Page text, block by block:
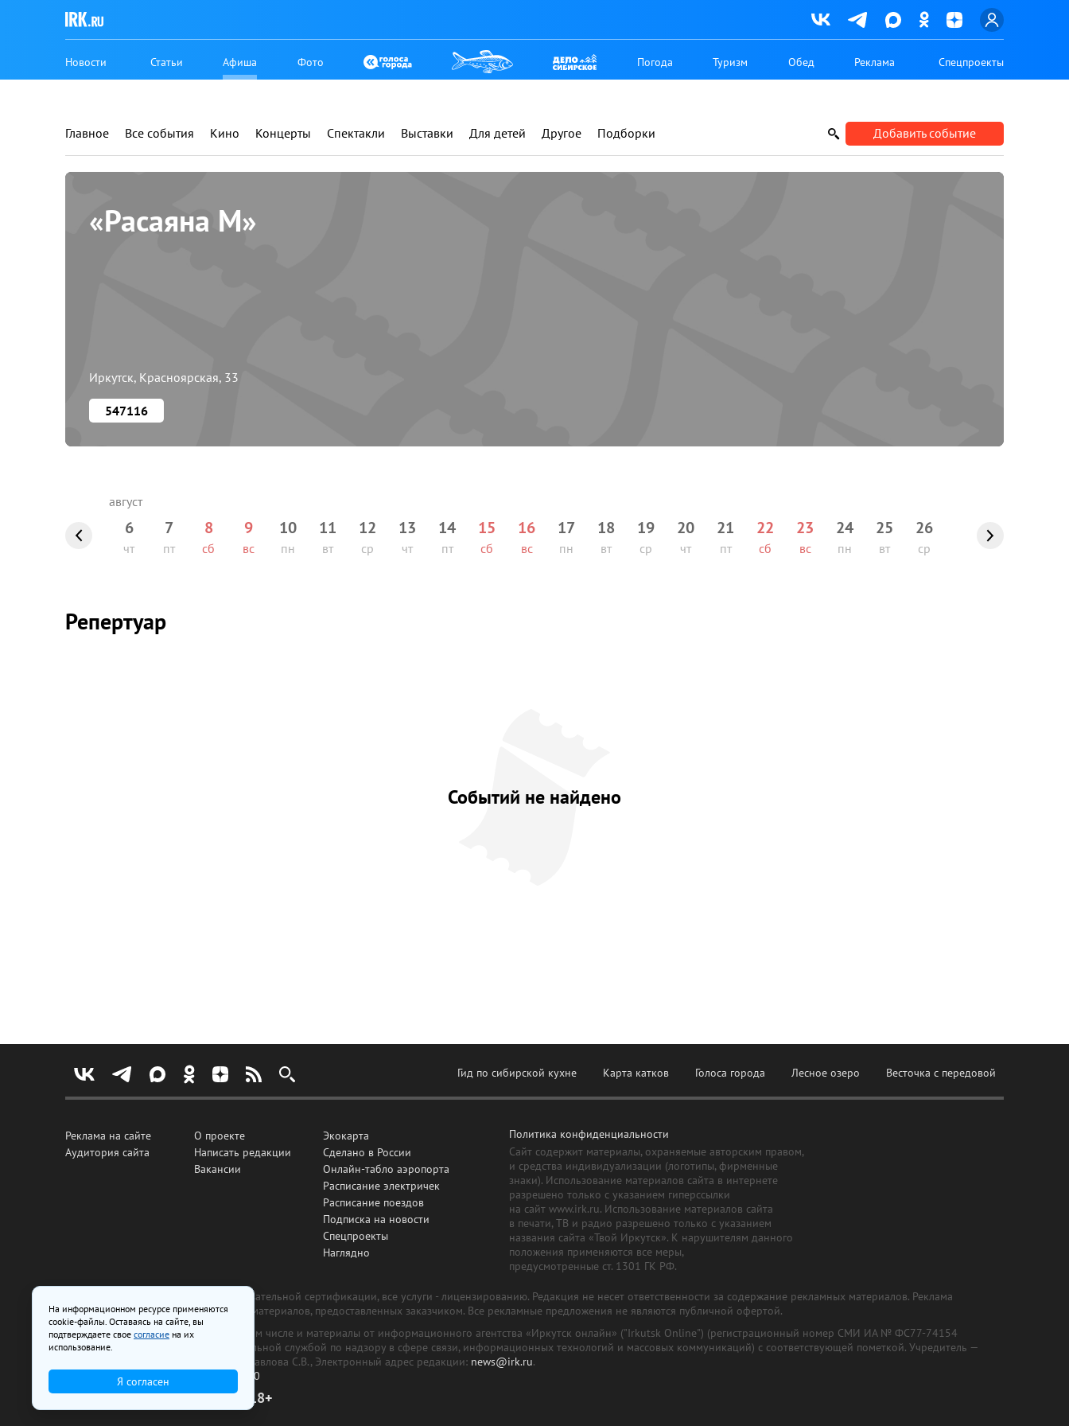
Новости Статьи Афиша Фото Погода Туризм Обед Реклама Спецпроекты
Главное Все события Кино Концерты Спектакли Выставки Для детей Другое Подборки Добавить событие
«Расаяна М»
Иркутск, Красноярская, 33
547116
6
чт
7
пт
8
сб
9
вс
10
пн
11
вт
12
ср
13
чт
14
пт
15
сб
16
вс
17
пн
18
вт
19
ср
20
чт
21
пт
22
сб
23
вс
24
пн
25
вт
26
ср
Репертуар
Событий не найдено
Гид по сибирской кухне Карта катков Голоса города Лесное озеро Весточка с передовой
Реклама на сайте
Аудитория сайта
О проекте
Написать редакции
Вакансии
Экокарта
Сделано в России
Онлайн-табло аэропорта
Расписание электричек
Расписание поездов
Подписка на новости
Спецпроекты
Наглядно
Политика конфиденциальности
Сайт содержит материалы, охраняемые авторским правом,
и средства индивидуализации (логотипы, фирменные
знаки). Использование материалов сайта в интернете
разрешено только с указанием гиперссылки
на сайт www.irk.ru. Использование материалов сайта
в печати, ТВ и радио разрешено только с указанием
названия сайта «Твой Иркутск». К нарушителям данного
положения применяются все меры,
предусмотренные ст. 1301 ГК РФ.
Все рекламные товары подлежат обязательной сертификации, все услуги - лицензированию. Редакция не несет ответственности за содержание рекламных материалов. Реклама
изготовлена и размещена на основе материалов, предоставленных заказчиком. Все рекламные предложения не являются публичной офертой.
На сайте www.irk.ru размещаются в том числе и материалы от информационного агентства «Иркутск онлайн» ("Irkutsk Online") (регистрационный номер СМИ ИА № ФС77-74154
от 29 октября 2018 г., выдан Федеральной службой по надзору в сфере связи, информационных технологий и массовых коммуникаций) с соответствующей пометкой. Учредитель —
ООО «Ирк.ру». Главный редактор — Павлова С.В., Электронный адрес редакции: news@irk.ru.
Телефон редакции:
+7 (3952) 48-88-50
18+
На информационном ресурсе применяются
cookie-файлы. Оставаясь на сайте, вы
подтверждаете свое согласие на их
использование.
Я согласен